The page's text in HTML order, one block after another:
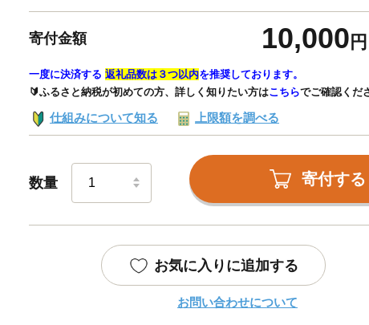
寄付金額 10,000 円
一度に決済する 返礼品数は３つ以内を推奨しております。
🔰ふるさと納税が初めての方、詳しく知りたい方はこちらでご確認くだ
仕組みについて知る 上限額を調べる
数量 寄付する
お気に入りに追加する
お問い合わせについて